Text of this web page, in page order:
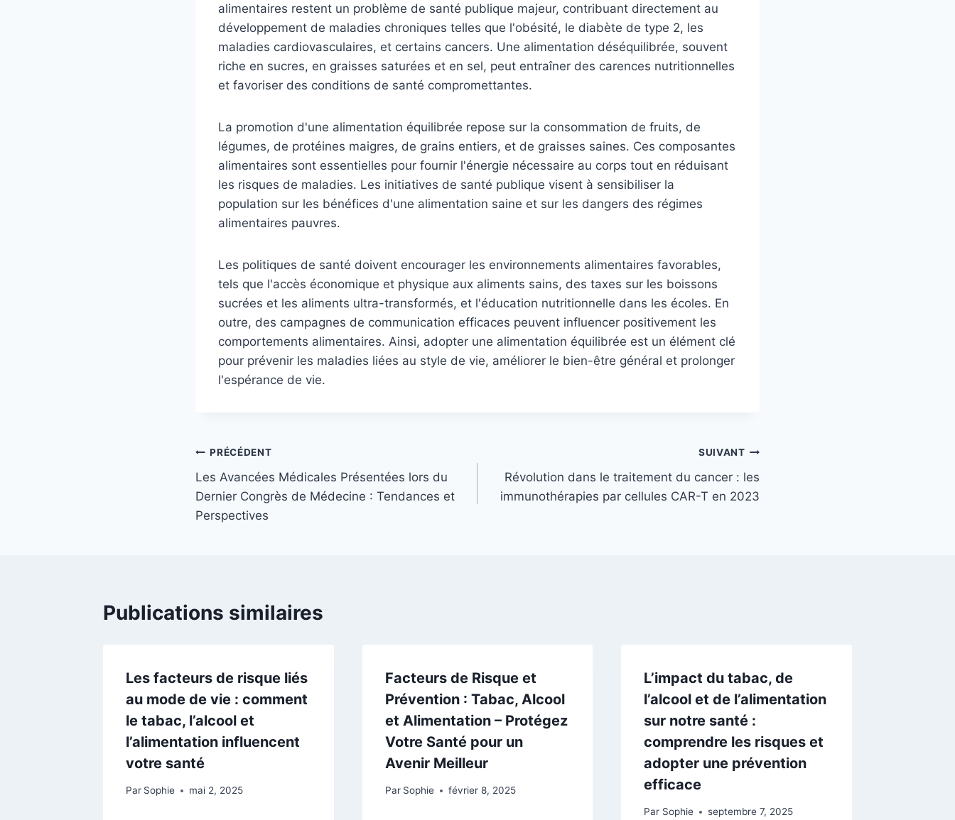
alimentaires restent un problème de santé publique majeur, contribuant directement au
développement de maladies chroniques telles que l'obésité, le diabète de type 2, les
maladies cardiovasculaires, et certains cancers. Une alimentation déséquilibrée, souvent
riche en sucres, en graisses saturées et en sel, peut entraîner des carences nutritionnelles
et favoriser des conditions de santé compromettantes.
La promotion d'une alimentation équilibrée repose sur la consommation de fruits, de
légumes, de protéines maigres, de grains entiers, et de graisses saines. Ces composantes
alimentaires sont essentielles pour fournir l'énergie nécessaire au corps tout en réduisant
les risques de maladies. Les initiatives de santé publique visent à sensibiliser la
population sur les bénéfices d'une alimentation saine et sur les dangers des régimes
alimentaires pauvres.
Les politiques de santé doivent encourager les environnements alimentaires favorables,
tels que l'accès économique et physique aux aliments sains, des taxes sur les boissons
sucrées et les aliments ultra-transformés, et l'éducation nutritionnelle dans les écoles. En
outre, des campagnes de communication efficaces peuvent influencer positivement les
comportements alimentaires. Ainsi, adopter une alimentation équilibrée est un élément clé
pour prévenir les maladies liées au style de vie, améliorer le bien-être général et prolonger
l'espérance de vie.
Navigation
de
l’article
PRÉCÉDENT
Les Avancées Médicales Présentées lors du
Dernier Congrès de Médecine : Tendances et
Perspectives
SUIVANT
Révolution dans le traitement du cancer : les
immunothérapies par cellules CAR-T en 2023
Publications similaires
Les facteurs de risque liés
au mode de vie : comment
le tabac, l’alcool et
l’alimentation influencent
votre santé
Par Sophie mai 2, 2025
Facteurs de Risque et
Prévention : Tabac, Alcool
et Alimentation – Protégez
Votre Santé pour un
Avenir Meilleur
Par Sophie février 8, 2025
L’impact du tabac, de
l’alcool et de l’alimentation
sur notre santé :
comprendre les risques et
adopter une prévention
efficace
Par Sophie septembre 7, 2025